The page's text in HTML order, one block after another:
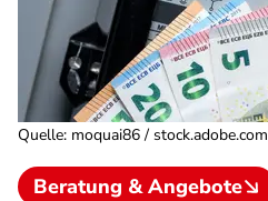
Quelle: moquai86 / stock.adobe.com
Beratung & Angebote